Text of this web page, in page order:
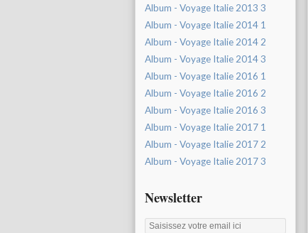
Album - Voyage Italie 2013 3
Album - Voyage Italie 2014 1
Album - Voyage Italie 2014 2
Album - Voyage Italie 2014 3
Album - Voyage Italie 2016 1
Album - Voyage Italie 2016 2
Album - Voyage Italie 2016 3
Album - Voyage Italie 2017 1
Album - Voyage Italie 2017 2
Album - Voyage Italie 2017 3
Newsletter